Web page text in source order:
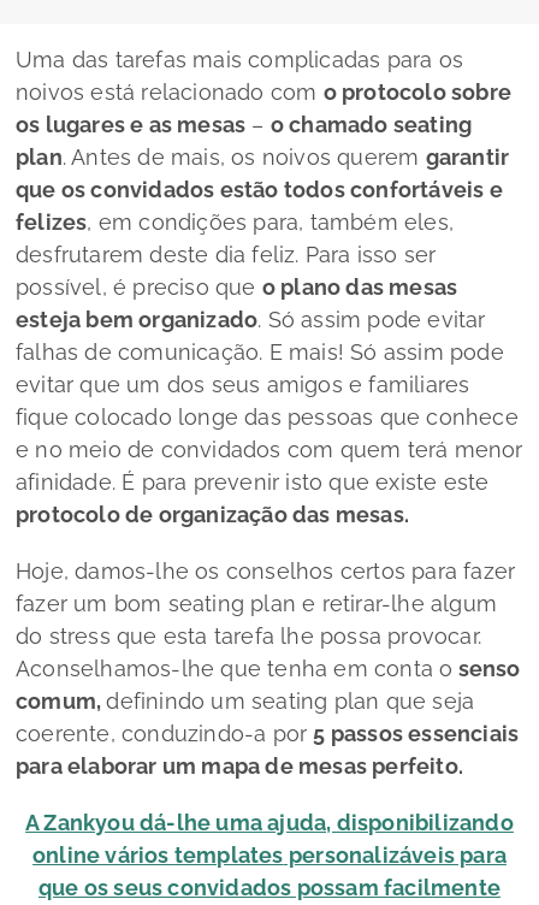
Uma das tarefas mais complicadas para os
noivos está relacionado com o protocolo sobre
os lugares e as mesas – o chamado seating
plan. Antes de mais, os noivos querem garantir
que os convidados estão todos confortáveis e
felizes, em condições para, também eles,
desfrutarem deste dia feliz. Para isso ser
possível, é preciso que o plano das mesas
esteja bem organizado. Só assim pode evitar
falhas de comunicação. E mais! Só assim pode
evitar que um dos seus amigos e familiares
fique colocado longe das pessoas que conhece
e no meio de convidados com quem terá menor
afinidade. É para prevenir isto que existe este
protocolo de organização das mesas.
Hoje, damos-lhe os conselhos certos para fazer
fazer um bom seating plan e retirar-lhe algum
do stress que esta tarefa lhe possa provocar.
Aconselhamos-lhe que tenha em conta o senso
comum,definindo umseating plan que seja
coerente, conduzindo-a por 5 passos essenciais
para elaborar um mapa de mesas perfeito.
A Zankyou dá-lhe uma ajuda, disponibilizando
online vários templates personalizáveis para
que os seus convidados possam facilmente